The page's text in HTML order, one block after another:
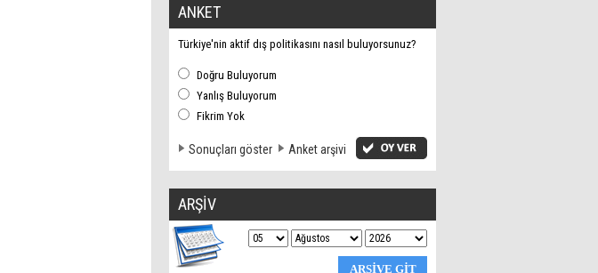
ANKET
Türkiye'nin aktif dış politikasını nasıl buluyorsunuz?
Doğru Buluyorum
Yanlış Buluyorum
Fikrim Yok
Sonuçları göster Anket arşivi
ARŞİV